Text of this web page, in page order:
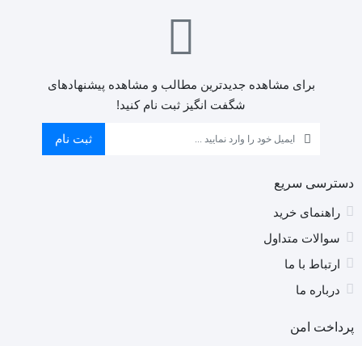
برای مشاهده جدیدترین مطالب و مشاهده پیشنهادهای
شگفت انگیز ثبت نام کنید!
ثبت نام
دسترسی سریع
راهنمای خرید
سوالات متداول
ارتباط با ما
درباره ما
پرداخت امن